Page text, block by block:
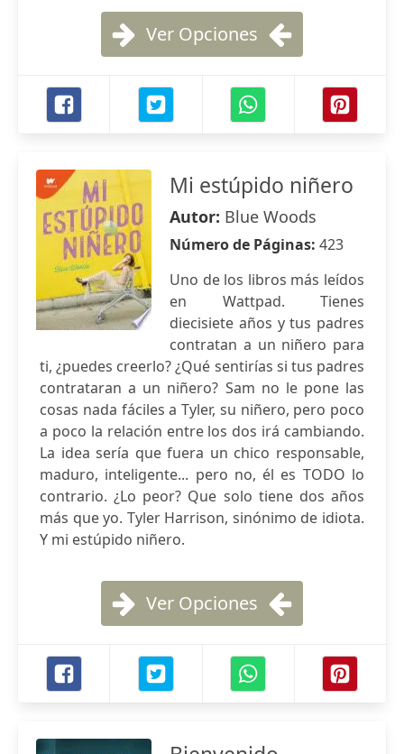
Ver Opciones
Mi estúpido niñero
Autor: Blue Woods
Número de Páginas: 423
Uno de los libros más leídos
en Wattpad. Tienes
diecisiete años y tus padres
contratan a un niñero para
ti, ¿puedes creerlo? ¿Qué sentirías si tus padres
contrataran a un niñero? Sam no le pone las
cosas nada fáciles a Tyler, su niñero, pero poco
a poco la relación entre los dos irá cambiando.
La idea sería que fuera un chico responsable,
maduro, inteligente... pero no, él es TODO lo
contrario. ¿Lo peor? Que solo tiene dos años
más que yo. Tyler Harrison, sinónimo de idiota.
Y mi estúpido niñero.
Ver Opciones